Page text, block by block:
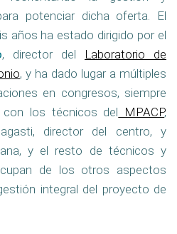
potenciar dicha oferta. El
años ha estado dirigido por el
, director del Laboratorio de
, y ha dado lugar a múltiples
en congresos, siempre
con los técnicos del MPACP,
director del centro, y
y el resto de técnicos y
de los otros aspectos
integral del proyecto de